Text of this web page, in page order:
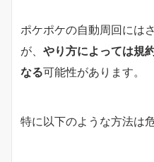
ポケポケの自動周回には
が、 やり方によっては規
なる可能性があります。
特に以下のような方法は